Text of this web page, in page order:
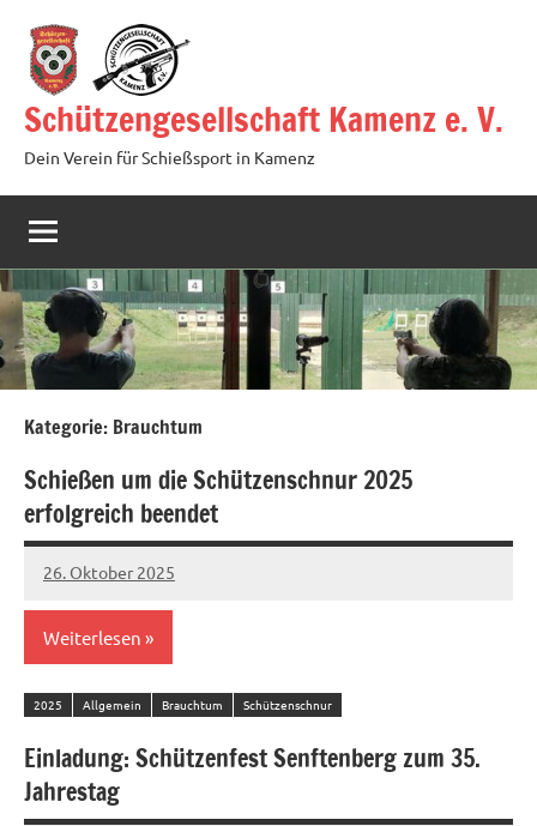
Inhalt
springen
Schützengesellschaft Kamenz e. V.
Dein Verein für Schießsport in Kamenz
Kategorie: Brauchtum
Schießen um die Schützenschnur 2025
erfolgreich beendet
26. Oktober 2025
Sandro
Worowsky
Weiterlesen
2025 Allgemein Brauchtum Schützenschnur
Einladung: Schützenfest Senftenberg zum 35.
Jahrestag